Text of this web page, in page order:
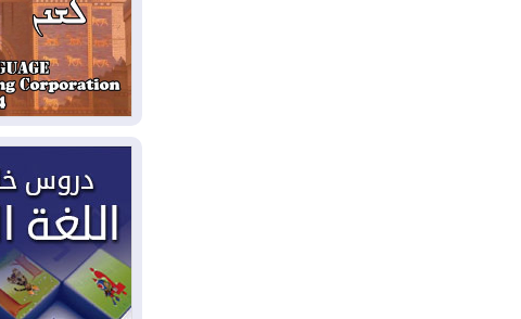
2026-08-04
الرئاسية ويحذر
كولومبيا
2026-08-03
2026-08-03
بمنع الهجمات على
2026-08-03
دينار!